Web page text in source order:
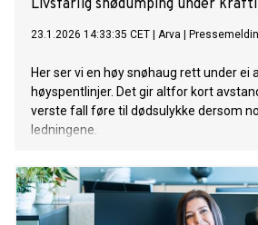
Livsfarlig snødumping under
23.1.2026 14:33:35 CET Arva
Her ser vi en høy snøhaug rett under ei
høyspentlinjer. Det gir altfor kort
verste fall føre til dødsulykke dersom
ledningene.